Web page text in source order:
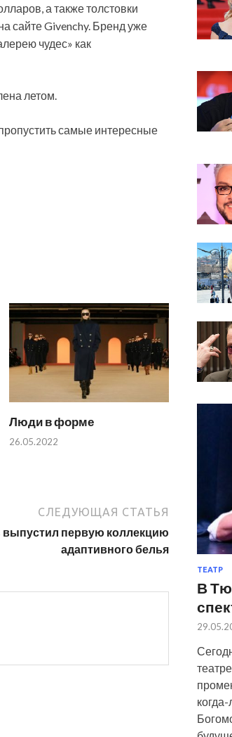
а также толстовки
сайте Givenchy. Бренд уже
чудес» как
летом.
самые интересные
Люди в форме
26.05.2022
СЛЕДУЮЩАЯ СТАТЬЯ
выпустил первую коллекцию
адаптивного белья
ТЕАТР
В